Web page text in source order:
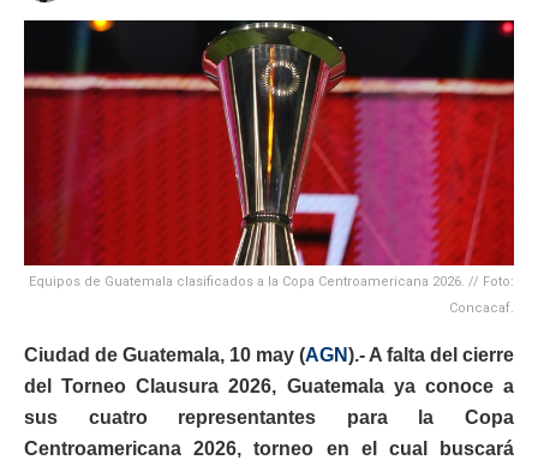
Equipos de Guatemala clasificados a la Copa Centroamericana 2026. // Foto:
Concacaf.
Ciudad de Guatemala, 10 may (AGN).- A falta del cierre
del Torneo Clausura 2026, Guatemala ya conoce a
sus cuatro representantes para la Copa
Centroamericana 2026, torneo en el cual buscará